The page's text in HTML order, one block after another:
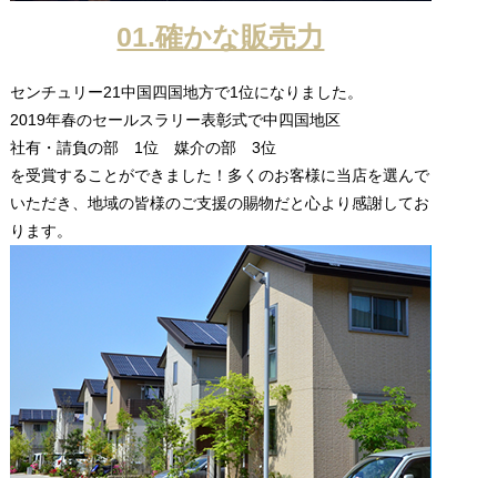
01.確かな販売力
センチュリー21中国四国地方で1位になりました。
2019年春のセールスラリー表彰式で中四国地区
社有・請負の部 1位 媒介の部 3位
を受賞することができました！多くのお客様に当店を選んで
いただき、地域の皆様のご支援の賜物だと心より感謝してお
ります。